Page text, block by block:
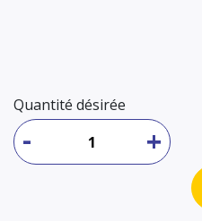
Quantité désirée
+
-